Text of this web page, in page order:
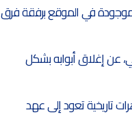
موجودة في الموقع برفقة فرق
عن إغلاق أبوابه بشكل
تاريخية تعود إلى عهد